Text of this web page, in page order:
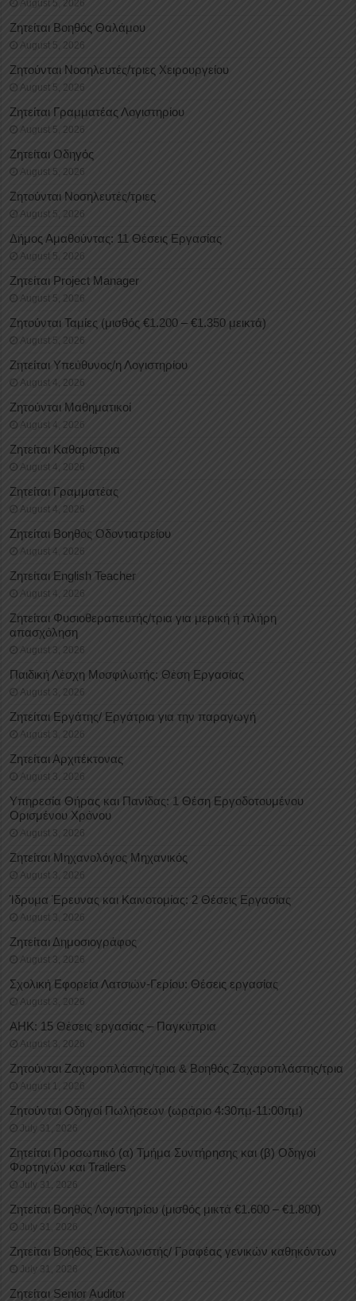
August 5, 2026
Ζητείται Βοηθός Θαλάμου
August 5, 2026
Ζητούνται Νοσηλευτές/τριες Χειρουργείου
August 5, 2026
Ζητείται Γραμματέας Λογιστηρίου
August 5, 2026
Ζητείται Οδηγός
August 5, 2026
Ζητούνται Νοσηλευτές/τριες
August 5, 2026
Δήμος Αμαθούντας: 11 Θέσεις Εργασίας
August 5, 2026
Ζητείται Project Manager
August 5, 2026
Ζητούνται Ταμίες (μισθός €1.200 – €1.350 μεικτά)
August 5, 2026
Ζητείται Υπεύθυνος/η Λογιστηρίου
August 4, 2026
Ζητούνται Μαθηματικοί
August 4, 2026
Ζητείται Καθαρίστρια
August 4, 2026
Ζητείται Γραμματέας
August 4, 2026
Ζητείται Βοηθός Οδοντιατρείου
August 4, 2026
Ζητείται English Teacher
August 4, 2026
Ζητείται Φυσιοθεραπευτής/τρια για μερική ή πλήρη
απασχόληση
August 3, 2026
Παιδική Λέσχη Μοσφιλωτής: Θέση Εργασίας
August 3, 2026
Ζητείται Εργάτης/ Εργάτρια για την παραγωγή
August 3, 2026
Ζητείται Αρχιτέκτονας
August 3, 2026
Υπηρεσία Θήρας και Πανίδας: 1 Θέση Eργοδοτουμένου
Oρισμένου Xρόνου
August 3, 2026
Ζητείται Μηχανολόγος Μηχανικός
August 3, 2026
Ίδρυμα Έρευνας και Καινοτομίας: 2 Θέσεις Εργασίας
August 3, 2026
Ζητείται Δημοσιογράφος
August 3, 2026
Σχολική Εφορεία Λατσιών-Γερίου: Θέσεις εργασίας
August 3, 2026
ΑΗΚ: 15 Θέσεις εργασίας – Παγκύπρια
August 3, 2026
Ζητούνται Ζαχαροπλάστης/τρια & Βοηθός Ζαχαροπλάστης/τρια
August 1, 2026
Ζητούνται Οδηγοί Πωλήσεων (ωράριο 4:30πμ-11:00πμ)
July 31, 2026
Ζητείται Προσωπικό (α) Τμήμα Συντήρησης και (β) Οδηγοί
Φορτηγών και Trailers
July 31, 2026
Ζητείται Βοηθός Λογιστηρίου (μισθός μικτά €1.600 – €1.800)
July 31, 2026
Ζητείται Βοηθός Εκτελωνιστής/ Γραφέας γενικών καθηκόντων
July 31, 2026
Ζητείται Senior Auditor